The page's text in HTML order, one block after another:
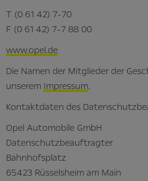
T (0 61 42) 7-70
F (0 61 42) 7-7 88 00
www.opel.de
Die Namen der Mitglieder der
unserem Impressum.
Kontaktdaten des
Opel Automobile GmbH
Datenschutzbeauftragter
Bahnhofsplatz
65423 Rüsselsheim am Main